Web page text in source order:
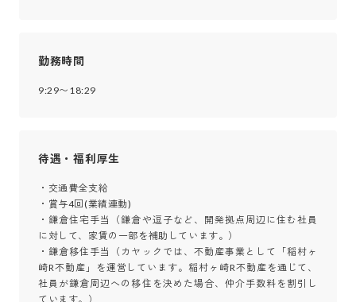
勤務時間
9:29〜18:29
待遇・福利厚生
・交通費全支給
・賞与4回(業績連動)
・鎌倉住宅手当（鎌倉や逗子など、開発拠点周辺に住む社員
に対して、家賃の一部を補助しています。）
・鎌倉移住手当（カヤックでは、不動産事業として「稲村ヶ
崎R不動産」を運営しています。稲村ヶ崎R不動産を通じて、
社員が鎌倉周辺への移住を決めた場合、仲介手数料を割引し
ています。）